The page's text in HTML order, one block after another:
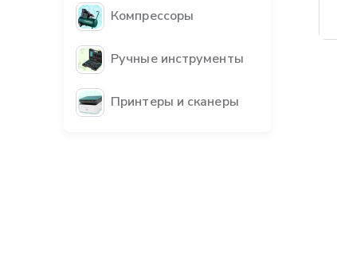
Компрессоры
Ручные инструменты
Принтеры и сканеры